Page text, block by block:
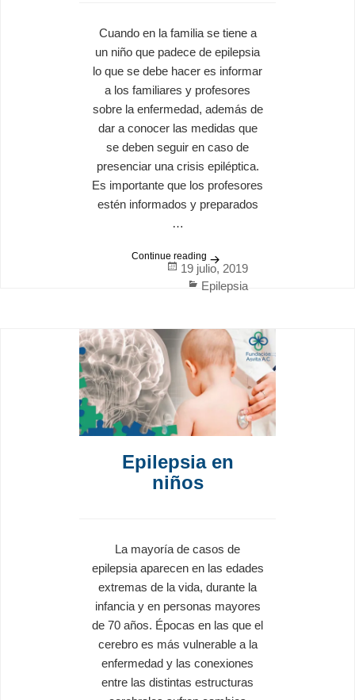
Cuando en la familia se tiene a
un niño que padece de epilepsia
lo que se debe hacer es informar
a los familiares y profesores
sobre la enfermedad, además de
dar a conocer las medidas que
se deben seguir en caso de
presenciar una crisis epiléptica.
Es importante que los profesores
estén informados y preparados
…
Continue reading El entorno de un niño con
Posted
on
19 julio, 2019
Categories
Epilepsia
Epilepsia en
niños
La mayoría de casos de
epilepsia aparecen en las edades
extremas de la vida, durante la
infancia y en personas mayores
de 70 años. Épocas en las que el
cerebro es más vulnerable a la
enfermedad y las conexiones
entre las distintas estructuras